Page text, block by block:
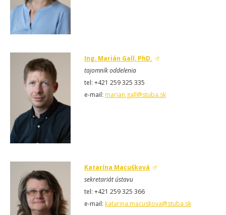
Ing. Marián Gall, PhD.
tajomník oddelenia
tel: +421 259 325 335
e-mail: marian.gall@stuba.sk
Katarína Macušková
sekretariát ústavu
tel: +421 259 325 366
e-mail: katarina.macuskova@stuba.sk